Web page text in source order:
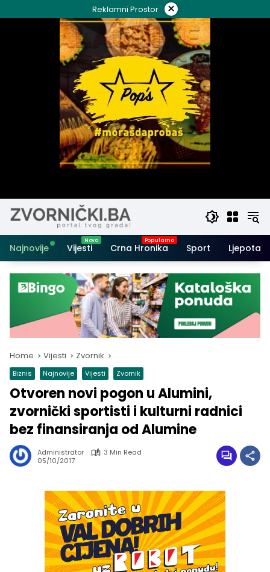
to
Reklamni Prostor ×
Najnovije Vijesti Crna Hronika Sport Ljepota i
Home Vijesti Zvornik
Biznis Najnovije Vijesti Zvornik
Otvoren novi pogon u Alumini,
zvornički sportisti i kulturni radnici
bez finansiranja od Alumine
Administrator
3 Min Read
05/10/2017